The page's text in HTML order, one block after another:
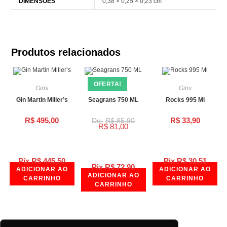
Produtos relacionados
Pix R$445,50
Gins
Gin Martin Miller’s
R$ 495,00
ADICIONAR AO
CARRINHO
Pix R$72,90
OFERTA!
Gins
Seagrans 750 ML
R$85,90
R$ 81,00
ADICIONAR AO
CARRINHO
Pix R$30,51
Gins
Rocks 995 Ml
R$33,90
ADICIONAR AO
CARRINHO